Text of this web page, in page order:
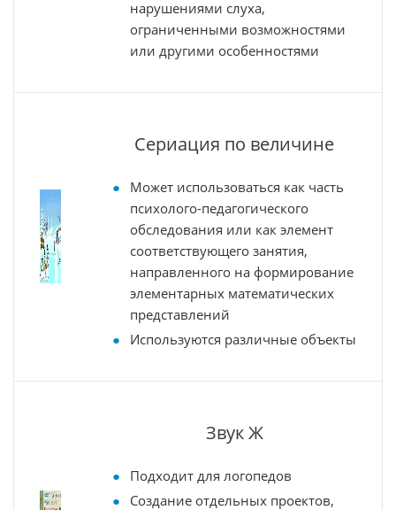
нарушениями слуха,
ограниченными возможностями
или другими особенностями
Сериация по величине
Может использоваться как часть
психолого-педагогического
обследования или как элемент
соответствующего занятия,
направленного на формирование
элементарных математических
представлений
Используются различные объекты
Звук Ж
Подходит для логопедов
Создание отдельных проектов,